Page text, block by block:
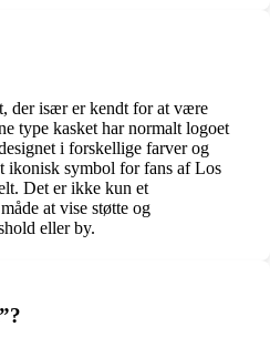
der især er kendt for at være
type kasket har normalt logoet
i forskellige farver og
ikonisk symbol for fans af Los
Det er ikke kun et
at vise støtte og
eller by.